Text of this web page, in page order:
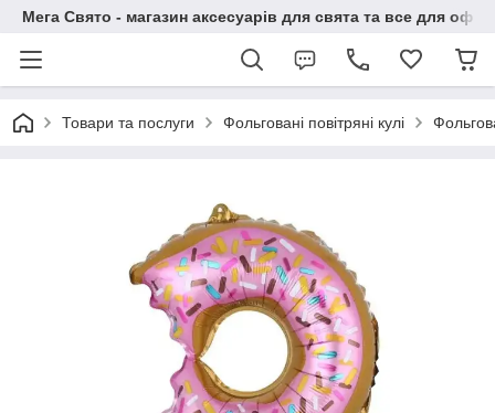
Мега Свято - магазин аксесуарів для свята та все для
Товари та послуги Фольговані повітряні кулі